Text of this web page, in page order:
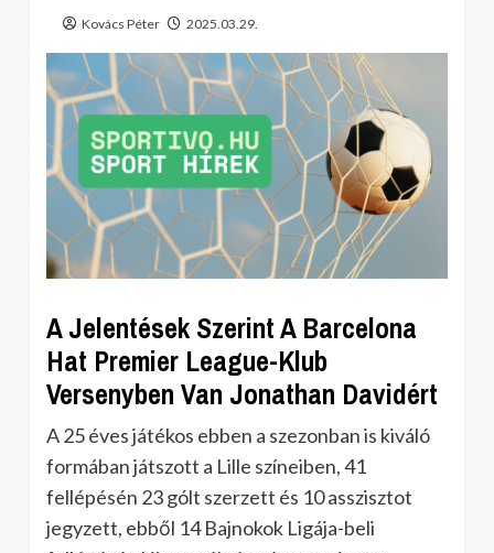
Kovács Péter 2025.03.29.
A Jelentések Szerint A Barcelona
Hat Premier League-Klub
Versenyben Van Jonathan Davidért
A 25 éves játékos ebben a szezonban is kiváló
formában játszott a Lille színeiben, 41
fellépésén 23 gólt szerzett és 10 asszisztot
jegyzett, ebből 14 Bajnokok Ligája-beli